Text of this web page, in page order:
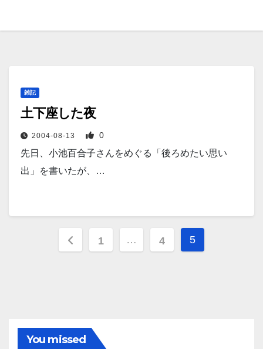
雑記
土下座した夜
2004-08-13 0
先日、小池百合子さんをめぐる「後ろめたい思い
出」を書いたが、…
投
ー
1 … 4 5
You missed